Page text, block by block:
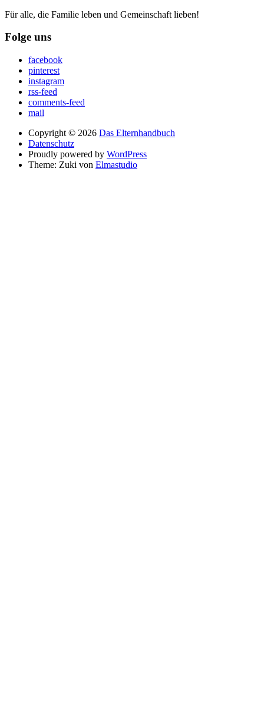
Für alle, die Familie leben und Gemeinschaft lieben!
Folge uns
facebook
pinterest
instagram
rss-feed
comments-feed
mail
Copyright © 2026 Das Elternhandbuch
Datenschutz
Proudly powered by WordPress
Theme: Zuki von Elmastudio